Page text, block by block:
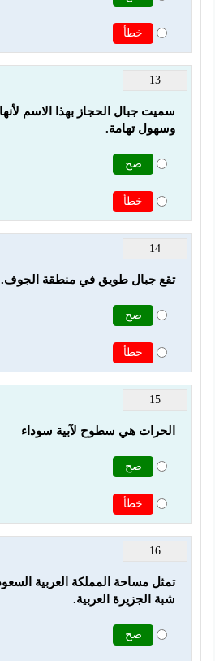
خطأ
13
وسهول تهامة.
صح
خطأ
14
تقع جبال طويق في منطقة الجوف.
صح
خطأ
15
الحرات هي سطوح لآبية سوداء
صح
خطأ
16
شبة الجزيرة العربية.
صح